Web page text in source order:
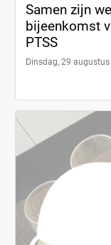
Samen zijn
bijeenkomst
PTSS
Dinsdag, 29